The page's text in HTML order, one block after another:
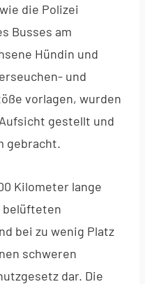
die Polizei
Busses am
Hündin und
und
vorlagen, wurden
gestellt und
gebracht.
Kilometer lange
belüfteten
bei zu wenig Platz
schweren
dar. Die